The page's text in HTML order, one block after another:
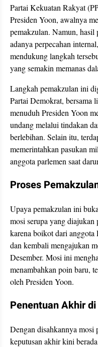
Partai Kekuatan Rakyat
Presiden Yoon, awalnya
pemakzulan. Namun, hasil
adanya perpecahan
mendukung langkah
yang semakin memanas
Langkah pemakzulan ini
Partai Demokrat, bersama
menuduh Presiden Yoon
undang melalui tindakan
berlebihan. Selain itu,
memerintahkan pasukan
anggota parlemen saat
Proses
Upaya pemakzulan ini
mosi serupa yang diajukan
karena boikot dari anggota
dan kembali mengajukan
Desember. Mosi ini
menambahkan poin baru,
oleh Presiden Yoon.
Penentuan Akhir
Dengan disahkannya mosi
keputusan akhir kini